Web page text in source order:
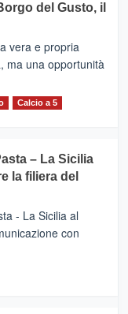
del Gusto, il
vera e propria
ma una opportunità
Calcio a 5
– La Sicilia
la filiera del
- La Sicilia al
con